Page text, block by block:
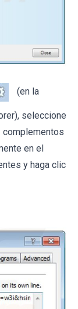
(en la
seleccione
complementos
en el
y haga clic